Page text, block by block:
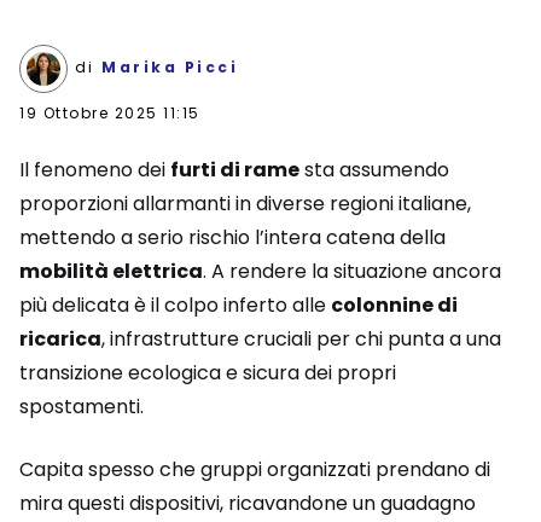
di Marika Picci
19 Ottobre 2025 11:15
Il fenomeno dei furti di ramesta assumendo
proporzioni allarmanti in diverse regioni italiane,
mettendo a serio rischio l’intera catena della
mobilità elettrica. A rendere la situazione ancora
più delicata è il colpo inferto alle colonnine di
ricarica, infrastrutture cruciali per chi punta a una
transizione ecologica e sicura dei propri
spostamenti.
Capita spesso che gruppi organizzati prendano di
mira questi dispositivi, ricavandone un guadagno